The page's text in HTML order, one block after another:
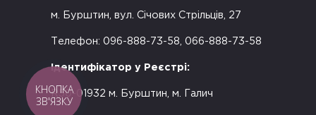
м. Бурштин, вул. Січових Стрільців, 27
Телефон: 096-888-73-58, 066-888-73-58
Ідентифікатор у Реєстрі:
R50-01932 м. Бурштин, м. Галич
КНОПКА
ЗВ'ЯЗКУ